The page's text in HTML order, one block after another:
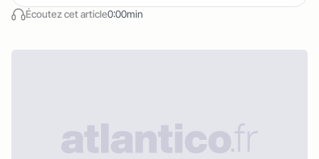
Écoutez cet article0:00min